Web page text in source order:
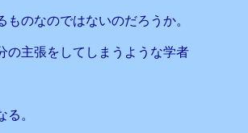
のなのではないのだろうか。
の主張をしてしまうような学者
。